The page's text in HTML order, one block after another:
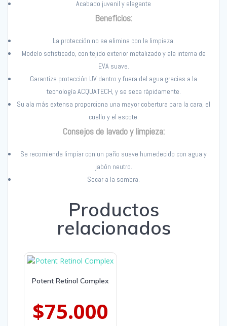
Acabado juvenil y elegante
Beneficios:
La protección no se elimina con la limpieza.
Modelo sofisticado, con tejido exterior metalizado y ala interna de
EVA suave.
Garantiza protección UV dentro y fuera del agua gracias a la
tecnología ACQUATECH, y se seca rápidamente.
Su ala más extensa proporciona una mayor cobertura para la cara, el
cuello y el escote.
Consejos de lavado y limpieza:
Se recomienda limpiar con un paño suave humedecido con agua y
jabón neutro.
Secar a la sombra.
Productos
relacionados
Potent Retinol Complex
$75.000